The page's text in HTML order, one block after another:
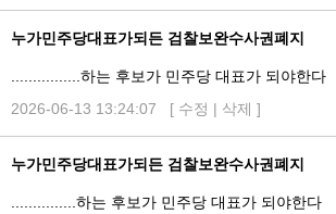
누가민주당대표가되든 검찰보완수사권폐지
................하는 후보가 민주당 대표가 되야한다
2026-06-13 13:24:07 [ 수정 | 삭제 ]
누가민주당대표가되든 검찰보완수사권폐지
...............하는 후보가 민주당 대표가 되야한다